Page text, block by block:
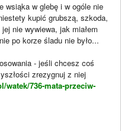
wsiąka w glebę i w ogóle nie
kupić grubszą, szkoda,
nie wywiewa, jak miałem
po korze śladu nie było...
- jeśli chcesz coś
zrezygnuj z niej
736-mata-przeciw-